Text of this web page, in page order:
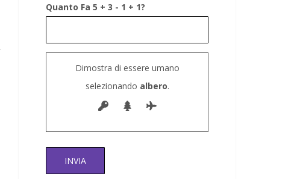
Quanto Fa 5 + 3 - 1 + 1?
Dimostra di essere umano
selezionando albero.